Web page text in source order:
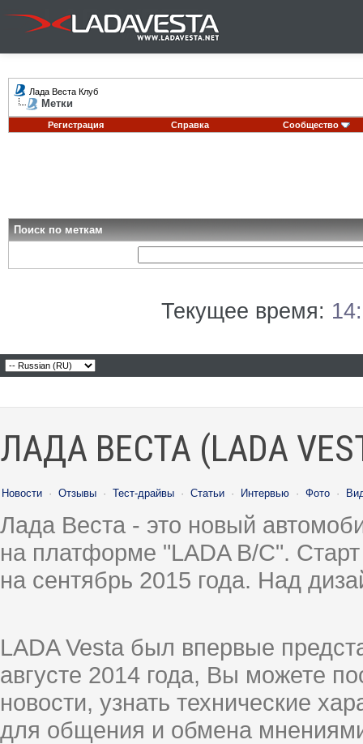
Лада Веста Клуб
Метки
Регистрация Справка Сообщество
Поиск по меткам
Текущее время:
ЛАДА ВЕСТА (LADA
Новости · Отзывы · Тест-драйвы · Статьи · Интервью · Фото ·
Лада Веста - это новый
на платформе "LADA B/C".
на сентябрь 2015 года. Над
LADA Vesta был впервые
августе 2014 года, Вы можете
новости, узнать технические
для общения и обмена